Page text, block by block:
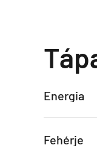
Energia
Fehérje